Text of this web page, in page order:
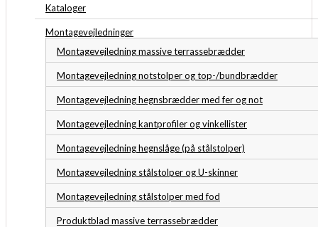
Kataloger
Montagevejledninger
Montagevejledning massive terrassebrædder
Montagevejledning notstolper og top-/bundbrædder
Montagevejledning hegnsbrædder med fer og not
Montagevejledning kantprofiler og vinkellister
Montagevejledning hegnslåge (på stålstolper)
Montagevejledning stålstolper og U-skinner
Montagevejledning stålstolper med fod
Produktblad massive terrassebrædder